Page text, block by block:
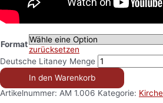
Format
zurücksetzen
Deutsche Litaney Menge
In den Warenkorb
Artikelnummer: AM 1.006 Kategorie: